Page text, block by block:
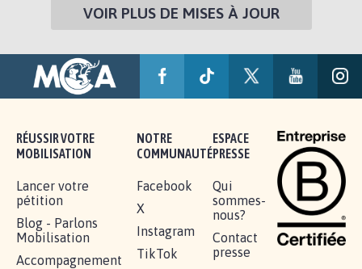
VOIR PLUS DE MISES À JOUR
RÉUSSIR VOTRE
MOBILISATION
Lancer votre
pétition
Blog - Parlons
Mobilisation
Accompagnement
NOTRE
COMMUNAUTÉ
Facebook
X
Instagram
TikTok
ESPACE
PRESSE
Qui
sommes-
nous?
Contact
presse